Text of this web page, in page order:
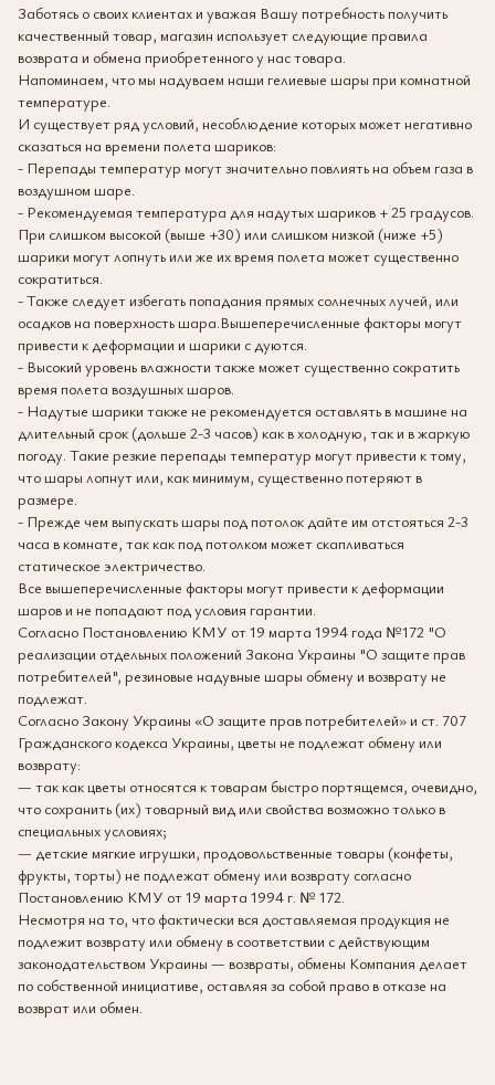
Заботясь о своих клиентах и уважая Вашу потребность получить
качественный товар, магазин использует следующие правила
возврата и обмена приобретенного у нас товара.
Напоминаем, что мы надуваем наши гелиевые шары при комнатной
температуре.
И существует ряд условий, несоблюдение которых может негативно
сказаться на времени полета шариков:
- Перепады температур могут значительно повлиять на объем газа в
воздушном шаре.
- Рекомендуемая температура для надутых шариков + 25 градусов.
При слишком высокой (выше +30) или слишком низкой (ниже +5)
шарики могут лопнуть или же их время полета может существенно
сократиться.
- Также следует избегать попадания прямых солнечных лучей, или
осадков на поверхность шара.Вышеперечисленные факторы могут
привести к деформации и шарики с дуются.
- Высокий уровень влажности также может существенно сократить
время полета воздушных шаров.
- Надутые шарики также не рекомендуется оставлять в машине на
длительный срок (дольше 2-3 часов) как в холодную, так и в жаркую
погоду. Такие резкие перепады температур могут привести к тому,
что шары лопнут или, как минимум, существенно потеряют в
размере.
- Прежде чем выпускать шары под потолок дайте им отстояться 2-3
часа в комнате, так как под потолком может скапливаться
статическое электричество.
Все вышеперечисленные факторы могут привести к деформации
шаров и не попадают под условия гарантии.
Согласно Постановлению КМУ от 19 марта 1994 года №172 "О
реализации отдельных положений Закона Украины "О защите прав
потребителей", резиновые надувные шары обмену и возврату не
подлежат.
Согласно Закону Украины «О защите прав потребителей» и ст. 707
Гражданского кодекса Украины, цветы не подлежат обмену или
возврату:
— так как цветы относятся к товарам быстро портящемся, очевидно,
что сохранить (их) товарный вид или свойства возможно только в
специальных условиях;
— детские мягкие игрушки, продовольственные товары (конфеты,
фрукты, торты) не подлежат обмену или возврату согласно
Постановлению КМУ от 19 марта 1994 г. № 172.
Несмотря на то, что фактически вся доставляемая продукция не
подлежит возврату или обмену в соответствии с действующим
законодательством Украины — возвраты, обмены Компания делает
по собственной инициативе, оставляя за собой право в отказе на
возврат или обмен.